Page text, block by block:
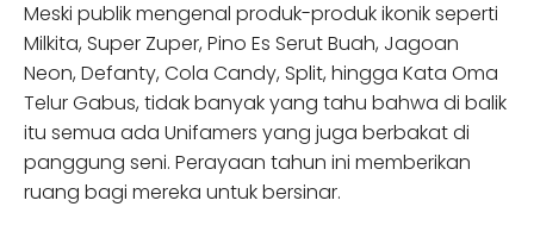
Meski publik mengenal produk-produk ikonik seperti
Milkita, Super Zuper, Pino Es Serut Buah, Jagoan
Neon, Defanty, Cola Candy, Split, hingga Kata Oma
Telur Gabus, tidak banyak yang tahu bahwa di balik
itu semua ada Unifamers yang juga berbakat di
panggung seni. Perayaan tahun ini memberikan
ruang bagi mereka untuk bersinar.